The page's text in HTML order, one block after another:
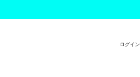
ログイン